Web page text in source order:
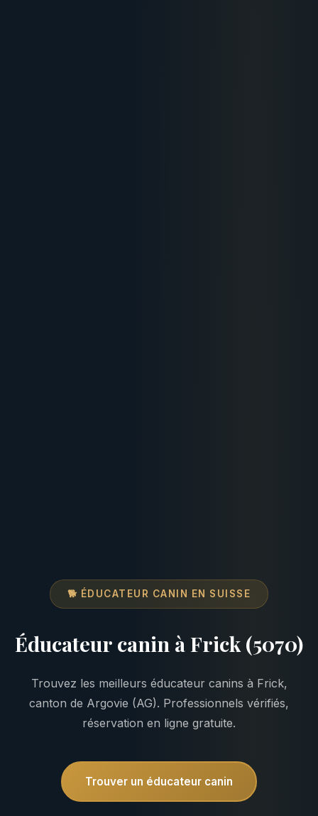
🐕 ÉDUCATEUR CANIN EN SUISSE
Éducateur canin à Frick (5070)
Trouvez les meilleurs éducateur canins à Frick,
canton de Argovie (AG). Professionnels vérifiés,
réservation en ligne gratuite.
Trouver un éducateur canin